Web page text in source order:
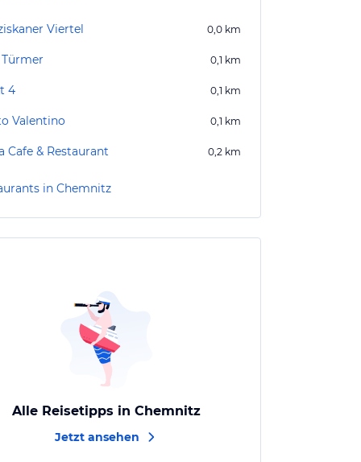
Viertel 0,0 km
0,1 km
4 0,1 km
Valentino 0,1 km
Cafe & Restaurant 0,2 km
in Chemnitz
Alle Reisetipps in Chemnitz
Jetzt ansehen